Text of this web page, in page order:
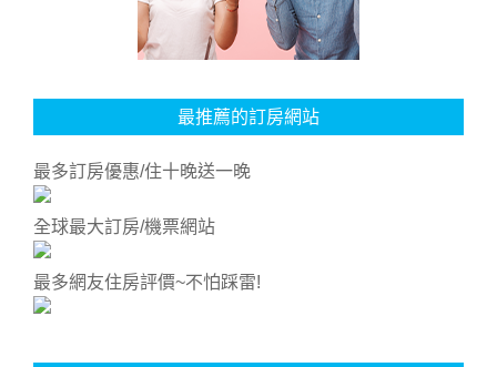
最推薦的訂房網站
最多訂房優惠/住十晚送一晚
全球最大訂房/機票網站
最多網友住房評價~不怕踩雷!